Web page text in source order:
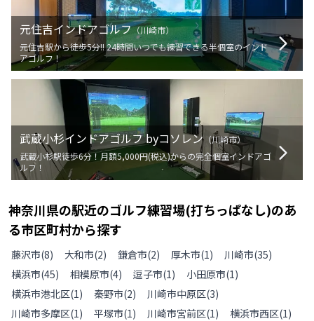
元住吉インドアゴルフ（川崎市）
元住吉駅から徒歩5分!! 24時間いつでも練習できる半個室のインド
アゴルフ！
武蔵小杉インドアゴルフ byコソレン（川崎市）
武蔵小杉駅徒歩6分！月額5,000円(税込)からの完全個室インドアゴ
ルフ！
神奈川県の駅近のゴルフ練習場(打ちっぱなし)のあ
る市区町村から探す
藤沢市(8) 大和市(2) 鎌倉市(2) 厚木市(1) 川崎市(35)
横浜市(45) 相模原市(4) 逗子市(1) 小田原市(1)
横浜市港北区(1) 秦野市(2) 川崎市中原区(3)
川崎市多摩区(1) 平塚市(1) 川崎市宮前区(1) 横浜市西区(1)